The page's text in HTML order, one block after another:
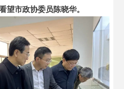
望市政协委员陈晓华。